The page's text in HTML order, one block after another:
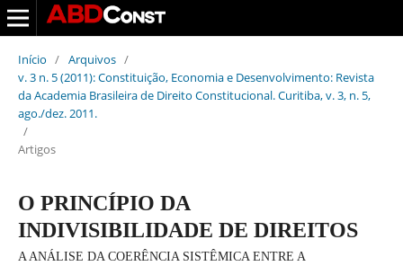
Início / Arquivos /
v. 3 n. 5 (2011): Constituição, Economia e Desenvolvimento: Revista
da Academia Brasileira de Direito Constitucional. Curitiba, v. 3, n. 5,
ago./dez. 2011.
/
Artigos
O PRINCÍPIO DA
INDIVISIBILIDADE DE DIREITOS
A ANÁLISE DA COERÊNCIA SISTÊMICA ENTRE A